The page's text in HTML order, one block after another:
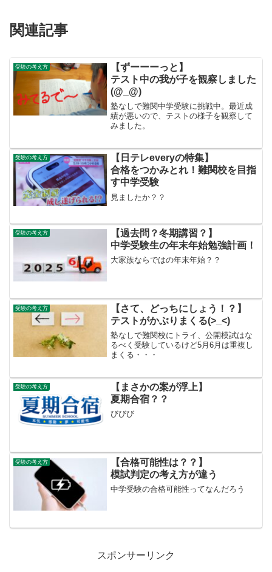
関連記事
受験の考え方
【ずーーーっと】
テスト中の我が子を観察しました
(@_@)
塾なしで難関中学受験に挑戦中。最近成
績が悪いので、テストの様子を観察して
みました。
受験の考え方
【日テレeveryの特集】
合格をつかみとれ！難関校を目指
す中学受験
見ましたか？？
受験の考え方
【過去問？冬期講習？】
中学受験生の年末年始勉強計画！
大家族ならではの年末年始？？
受験の考え方
【さて、どっちにしょう！？】
テストがかぶりまくる(>_<)
塾なしで難関校にトライ、公開模試はな
るべく受験しているけど5月6月は重複し
まくる・・・
受験の考え方
【まさかの案が浮上】
夏期合宿？？
びびび
受験の考え方
【合格可能性は？？】
模試判定の考え方が違う
中学受験の合格可能性ってなんだろう
スポンサーリンク